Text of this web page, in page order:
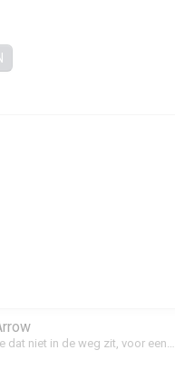
dat niet in de weg zit, voor een…